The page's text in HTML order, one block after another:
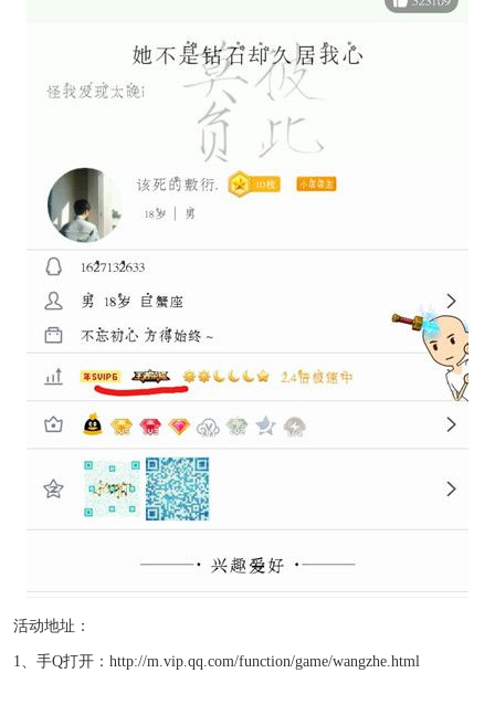
活动地址：
1、手Q打开：http://m.vip.qq.com/function/game/wangzhe.html